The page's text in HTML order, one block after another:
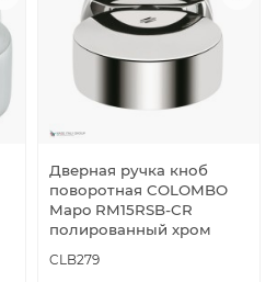
Дверная ручка кноб
поворотная COLOMBO
Mapo RM15RSB-CR
полированный хром
CLB279